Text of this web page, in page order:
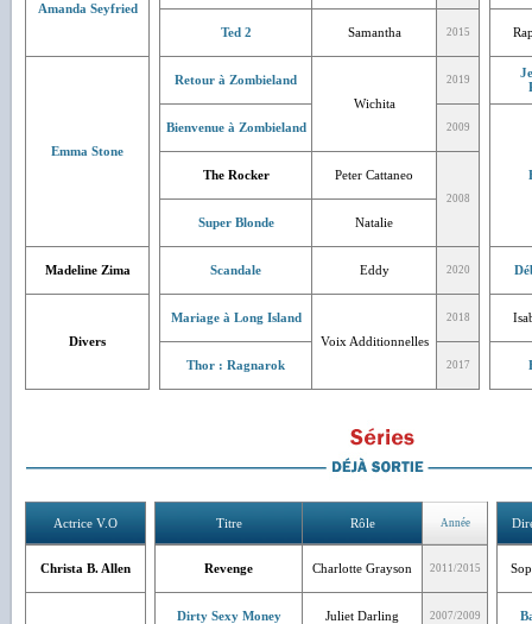
Amanda Seyfried
Ted 2 Samantha 2015
Emma Stone
Retour à Zombieland
Wichita
2019
Bienvenue à Zombieland 2009
The Rocker Peter Cattaneo
2008
Super Blonde Natalie
Madeline Zima Scandale Eddy 2020
Divers
Mariage à Long Island
Voix Additionnelles
2018
Thor : Ragnarok 2017
Actrice V.O Titre Rôle Année
Christa B. Allen Revenge Charlotte Grayson 2011/2015
Dirty Sexy Money Juliet Darling 2007/2009